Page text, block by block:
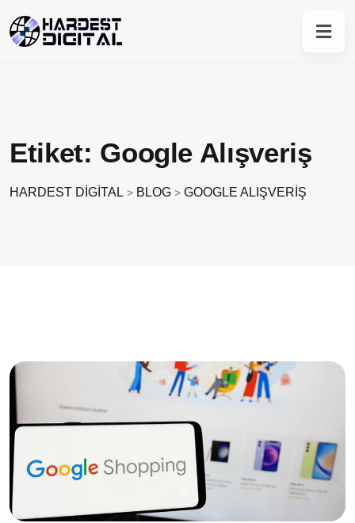
Etiket: Google Alışveriş
HARDEST DIGITAL > BLOG > GOOGLE ALIŞVERIŞ